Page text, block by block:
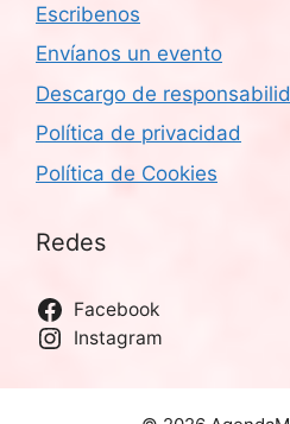
Escribenos
Envíanos un evento
Descargo de
Política de privacidad
Política de Cookies
Redes
Facebook
Instagram